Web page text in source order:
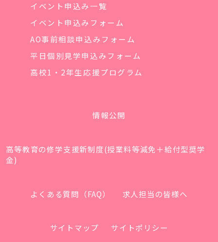
イベント申込み一覧
イベント申込みフォーム
AO事前相談申込みフォーム
平日個別見学申込みフォーム
高校1・2年生応援プログラム
情報公開
高等教育の修学支援新制度(授業料等減免＋給付型奨学
金)
よくある質問（FAQ） 求人担当の皆様へ
サイトマップ サイトポリシー